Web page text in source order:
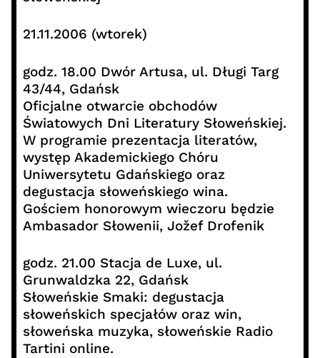
21.11.2006 (wtorek)
godz. 18.00 Dwór Artusa, ul. Długi Targ
43/44, Gdańsk
Oficjalne otwarcie obchodów
Światowych Dni Literatury Słoweńskiej.
W programie prezentacja literatów,
występ Akademickiego Chóru
Uniwersytetu Gdańskiego oraz
degustacja słoweńskiego wina.
Gościem honorowym wieczoru będzie
Ambasador Słowenii, Jožef Drofenik
godz. 21.00 Stacja de Luxe, ul.
Grunwaldzka 22, Gdańsk
Słoweńskie Smaki: degustacja
słoweńskich specjałów oraz win,
słoweńska muzyka, słoweńskie Radio
Tartini online.